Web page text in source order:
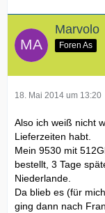
Marvolo
Foren As
18. Mai 2014 um 13:20
Also ich weiß nicht
Lieferzeiten habt.
Mein 9530 mit
bestellt, 3 Tage
Niederlande.
Da blieb es (für
ging dann nach